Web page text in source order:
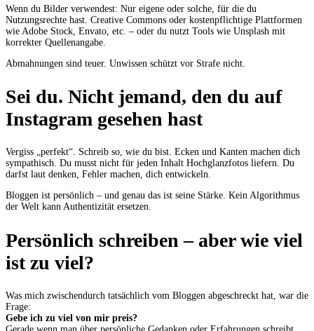
Wenn du Bilder verwendest: Nur eigene oder solche, für die du
Nutzungsrechte hast. Creative Commons oder kostenpflichtige Plattformen
wie Adobe Stock, Envato, etc. – oder du nutzt Tools wie Unsplash mit
korrekter Quellenangabe.
Abmahnungen sind teuer. Unwissen schützt vor Strafe nicht.
Sei du. Nicht jemand, den du auf
Instagram gesehen hast
Vergiss „perfekt“. Schreib so, wie du bist. Ecken und Kanten machen dich
sympathisch. Du musst nicht für jeden Inhalt Hochglanzfotos liefern. Du
darfst laut denken, Fehler machen, dich entwickeln.
Bloggen ist persönlich – und genau das ist seine Stärke. Kein Algorithmus
der Welt kann Authentizität ersetzen.
Persönlich schreiben – aber wie viel
ist zu viel?
Was mich zwischendurch tatsächlich vom Bloggen abgeschreckt hat, war die
Frage:
Gebe ich zu viel von mir preis?